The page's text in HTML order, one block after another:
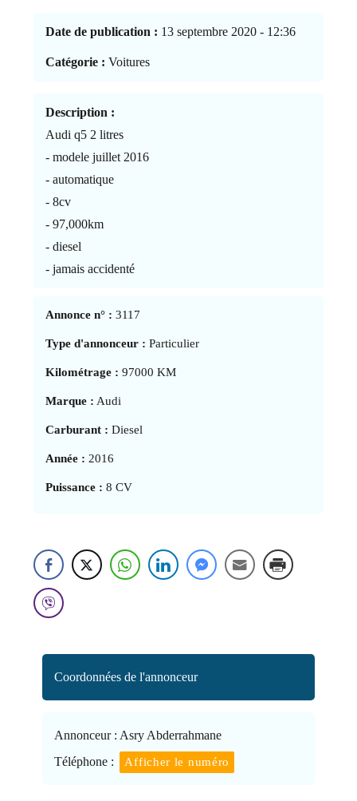
Date de publication : 13 septembre 2020 - 12:36
Catégorie : Voitures
Description :
Audi q5 2 litres
- modele juillet 2016
- automatique
- 8cv
- 97,000km
- diesel
- jamais accidenté
Annonce n° :3117
Type d'annonceur : Particulier
Kilométrage : 97000 KM
Marque : Audi
Carburant : Diesel
Année : 2016
Puissance : 8 CV
Coordonnées de l'annonceur
Annonceur : Asry Abderrahmane
Téléphone :
Afficher le numéro